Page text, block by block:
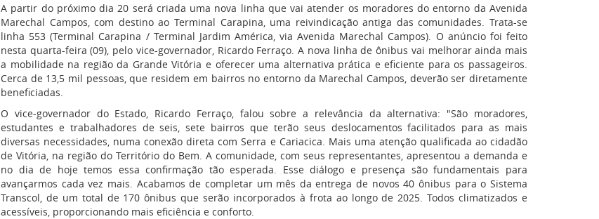
A partir do próximo dia 20 será criada uma nova linha que vai atender os moradores do entorno da Avenida
Marechal Campos, com destino ao Terminal Carapina, uma reivindicação antiga das comunidades. Trata-se
linha 553 (Terminal Carapina / Terminal Jardim América, via Avenida Marechal Campos). O anúncio foi feito
nesta quarta-feira (09), pelo vice-governador, Ricardo Ferraço. A nova linha de ônibus vai melhorar ainda mais
a mobilidade na região da Grande Vitória e oferecer uma alternativa prática e eficiente para os passageiros.
Cerca de 13,5 mil pessoas, que residem em bairros no entorno da Marechal Campos, deverão ser diretamente
beneficiadas.
O vice-governador do Estado, Ricardo Ferraço, falou sobre a relevância da alternativa: "São moradores,
estudantes e trabalhadores de seis, sete bairros que terão seus deslocamentos facilitados para as mais
diversas necessidades, numa conexão direta com Serra e Cariacica. Mais uma atenção qualificada ao cidadão
de Vitória, na região do Território do Bem. A comunidade, com seus representantes, apresentou a demanda e
no dia de hoje temos essa confirmação tão esperada. Esse diálogo e presença são fundamentais para
avançarmos cada vez mais. Acabamos de completar um mês da entrega de novos 40 ônibus para o Sistema
Transcol, de um total de 170 ônibus que serão incorporados à frota ao longo de 2025. Todos climatizados e
acessíveis, proporcionando mais eficiência e conforto.